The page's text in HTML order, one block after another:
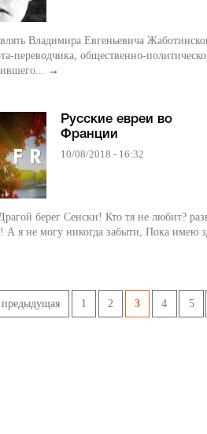
Владимира Евгеньевича
переводчика, общественно-
→
Русские евреи во
Франции
10/08/2018 - 16:32
Сенски! Кто тя не любит? разве
предыдущая 1 2 3 4 5